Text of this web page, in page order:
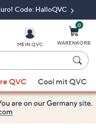
Code: HalloQVC
MEIN QVC
0
WARENKORB
QVC Cool mit QVC